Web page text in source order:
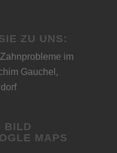
ZU UNS:
BILD
MAPS